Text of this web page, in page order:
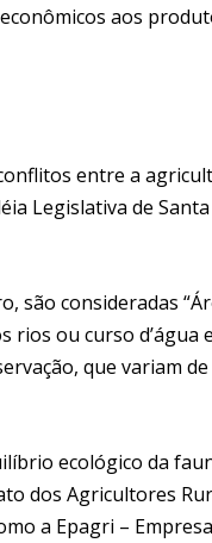
aos
entre a
Legislativa de Santa
são consideradas
rios ou curso d’água
que variam de
ecológico da
dos Agricultores
a Epagri –